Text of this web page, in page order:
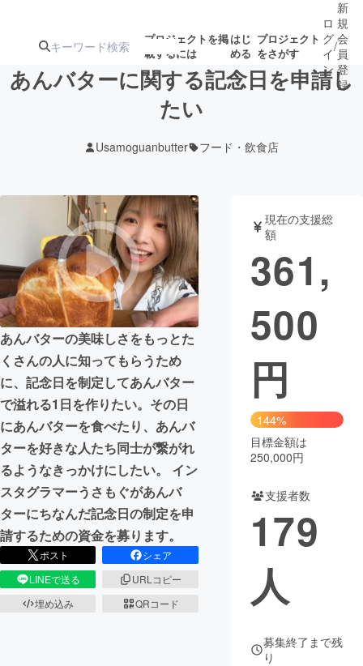
プロジェクトを掲
載するには
はじ
める
プロジェクト
をさがす
ターン
ジェクト
募集終了が近いプ
ロジェクト
アート・写真 音楽
テクノロジー・ガジェット ゲーム・サ
映像・映画
ビジネス・起業
まちづくり・地域活性化
CAMPFIRE for Social Good
CAMPFIRE Creation
CAMPFIREふるさと納税machi-ya コミュニティ
ロ
グ
イ
ン
/
新
規
会
員
登
録
あんバターに関する記念日を申請し
たい
Usamoguanbutter フード・飲食店
あんバターの美味しさをもっとた
くさんの人に知ってもらうため
に、記念日を制定してあんバター
で溢れる1日を作りたい。その日
にあんバターを食べたり、あんバ
ターを好きな人たち同士が繋がれ
るようなきっかけにしたい。 イン
スタグラマーうさもぐがあんバ
ターにちなんだ記念日の制定を申
請するための資金を募ります。
ポスト
シェア
LINEで送る
URLコピー
埋め込み
QRコード
現在の支援総
額
361,
500
円
144%
目標金額は
250,000円
支援者数
179
人
募集終了まで残
り